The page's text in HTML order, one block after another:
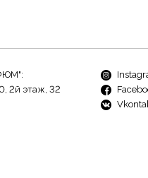
2й этаж, 32